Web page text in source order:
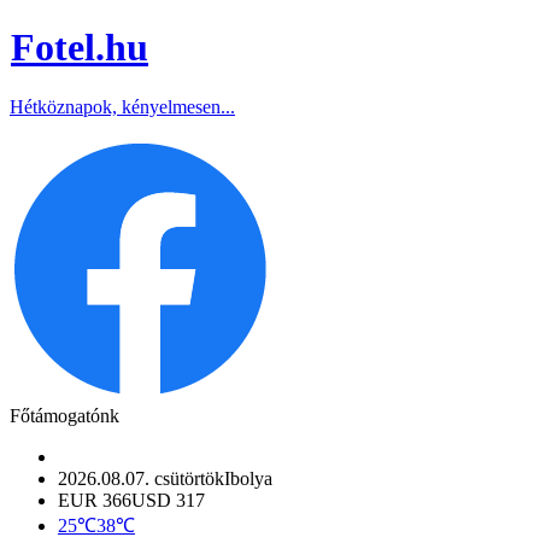
Fotel.hu
Hétköznapok, kényelmesen...
Főtámogatónk
2026.08.07. csütörtökIbolya
EUR 366USD 317
25℃38℃